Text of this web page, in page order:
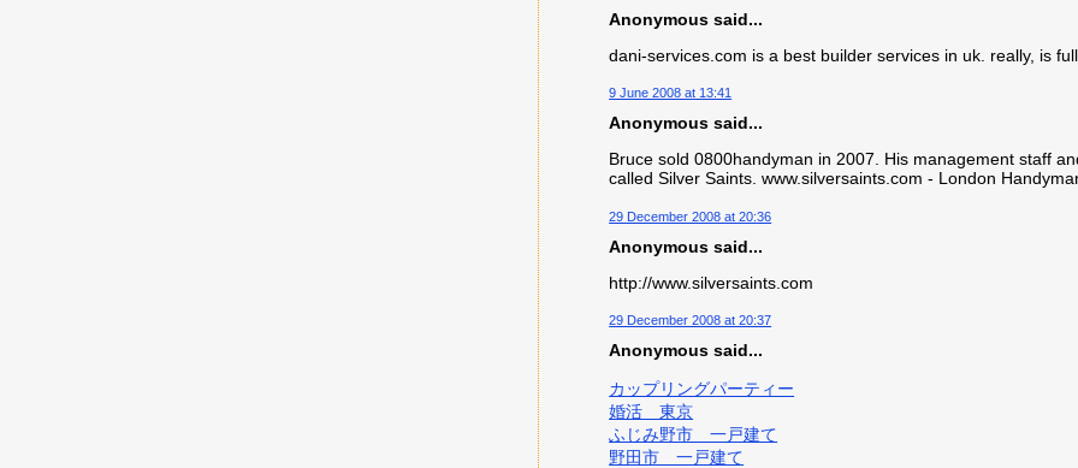
Anonymous said...
dani-services.com is a best builder services in uk. really, is
9 June 2008 at 13:41
Anonymous said...
Bruce sold 0800handyman in 2007. His management staff
called Silver Saints. www.silversaints.com - London
29 December 2008 at 20:36
Anonymous said...
http://www.silversaints.com
29 December 2008 at 20:37
Anonymous said...
カップリングパーティー
婚活 東京
ふじみ野市 一戸建て
野田市 一戸建て